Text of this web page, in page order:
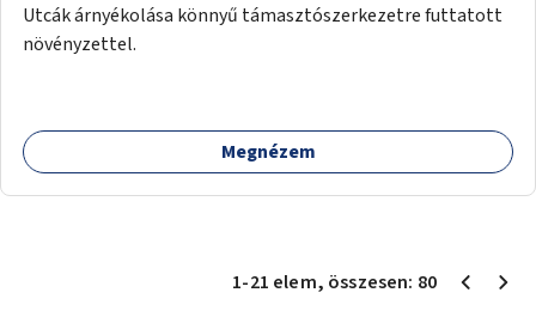
Utcák árnyékolása könnyű támasztószerkezetre futtatott
növényzettel.
Megnézem
1-21 elem, összesen: 80